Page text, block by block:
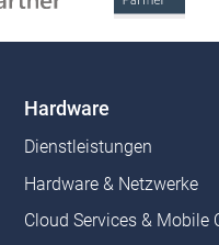
Hardware
Dienstleistungen
Hardware & Netzwerke
Cloud Services & Mobile